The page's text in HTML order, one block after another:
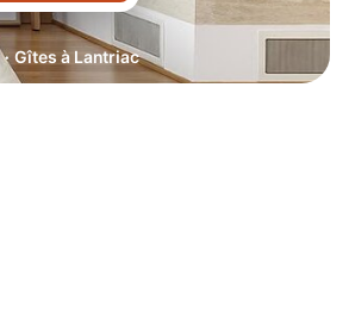
· Gîtes à Lantriac